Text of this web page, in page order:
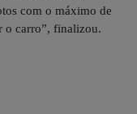
com o máximo de
o carro”, finalizou.